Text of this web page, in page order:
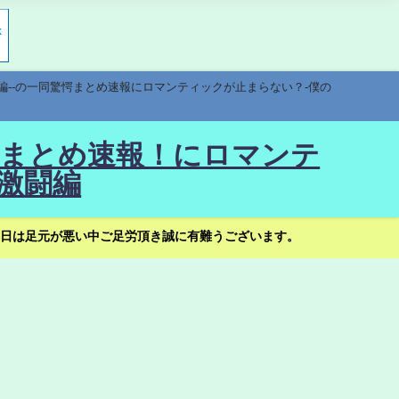
の一同驚愕まとめ速報にロマンティックが止まらない？-僕の
とめ速報！にロマンテ
闘編
足元が悪い中ご足労頂き誠に有難うございます。